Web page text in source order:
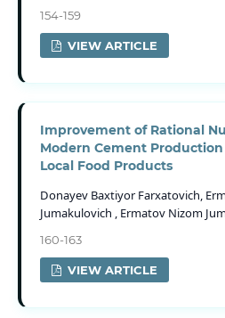
154-159
VIEW ARTICLE
Improvement of Rational
Modern Cement
Local Food Products
Donayev Baxtiyor Farxatovich,
Jumakulovich , Ermatov Nizom
160-163
VIEW ARTICLE